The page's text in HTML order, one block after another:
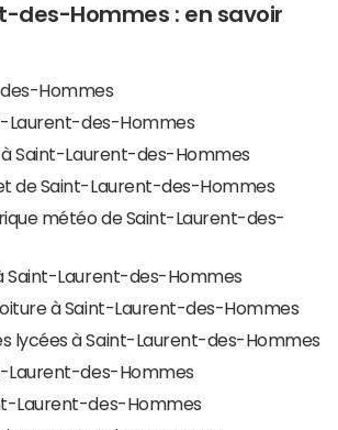
des-Hommes : en savoir
Hommes
Laurent-des-Hommes
à Saint-Laurent-des-Hommes
de Saint-Laurent-des-Hommes
météo de Saint-Laurent-des-
Saint-Laurent-des-Hommes
à Saint-Laurent-des-Hommes
lycées à Saint-Laurent-des-Hommes
Laurent-des-Hommes
Laurent-des-Hommes